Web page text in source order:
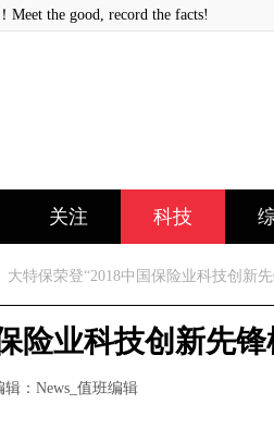
the good, record the facts!
关注 科技
大特保荣登“2018中国保险业科技创新
险业科技创新先锋
辑：News_值班编辑